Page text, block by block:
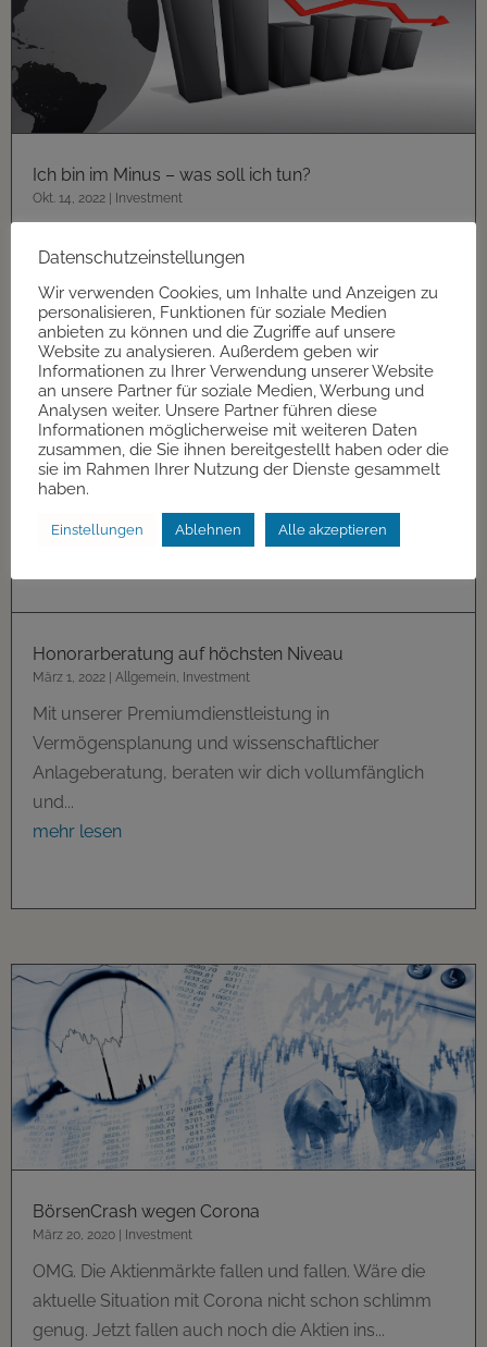
Ich bin im Minus – was soll ich tun?
Okt. 14, 2022 Investment
Aber an dieser Stelle gehe ich einfach mal davon
aus, dass Sie mit der bisherigen...
mehr lesen
Honorarberatung auf höchsten Niveau
März 1, 2022 Allgemein, Investment
Mit unserer Premiumdienstleistung in
Vermögensplanung und wissenschaftlicher
Anlageberatung, beraten wir dich vollumfänglich
und...
mehr lesen
BörsenCrash wegen Corona
März 20, 2020 | Investment
OMG. Die Aktienmärkte fallen und fallen. Wäre die
aktuelle Situation mit Corona nicht schon schlimm
genug. Jetzt fallen auch noch die Aktien ins...
Datenschutzeinstellungen
Wir verwenden Cookies, um Inhalte und Anzeigen zu
personalisieren, Funktionen für soziale Medien
anbieten zu können und die Zugriffe auf unsere
Website zu analysieren. Außerdem geben wir
Informationen zu Ihrer Verwendung unserer Website
an unsere Partner für soziale Medien, Werbung und
Analysen weiter. Unsere Partner führen diese
Informationen möglicherweise mit weiteren Daten
zusammen, die Sie ihnen bereitgestellt haben oder die
sie im Rahmen Ihrer Nutzung der Dienste gesammelt
haben.
Einstellungen Ablehnen Alle akzeptieren